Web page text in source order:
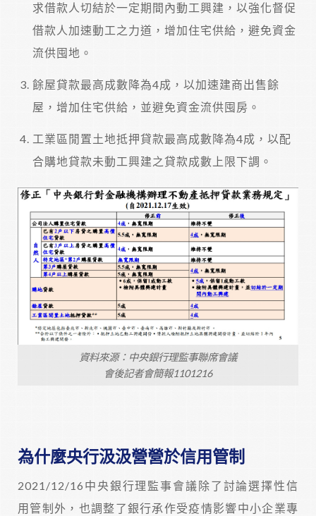
求借款人切結於一定期間內動工興建，以強化督促
借款人加速動工之力道，增加住宅供給，避免資金
流供囤地。
餘屋貸款最高成數降為4成，以加速建商出售餘
屋，增加住宅供給，並避免資金流供囤房。
工業區閒置土地抵押貸款最高成數降為4成，以配
合購地貸款未動工興建之貸款成數上限下調。
資料來源：中央銀行理監事聯席會議
會後記者會簡報1101216
為什麼央行汲汲營營於信用管制
2021/12/16中央銀行理監事會議除了討論選擇性信
用管制外，也調整了銀行承作受疫情影響中小企業專